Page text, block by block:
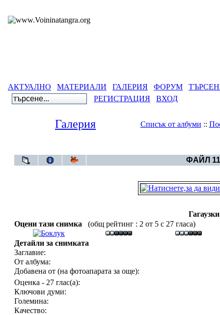
АКТУАЛНО МАТЕРИАЛИ ГАЛЕРИЯ ФОРУМ
РЕГИСТРАЦИЯ
ВХОД
Галерия Списък от албуми ::
ФАЙЛ
Оцени тази снимка
(общ рейтинг : 2 от 5 с 27 гласа)
Детайли за снимката
Заглавие:
От албума:
Добавена от (на фотоапарата за още):
Оценка - 27 глас(а):
Ключови думи:
Големина:
Качество: